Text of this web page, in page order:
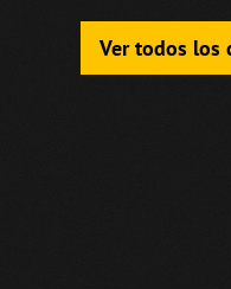
Ver todos los